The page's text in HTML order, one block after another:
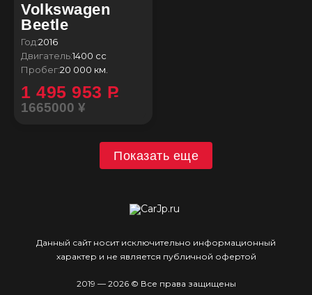
Volkswagen
Beetle
Год:2016
Двигатель:1400 сс
Пробег:20 000 км.
1 495 953 P
1665000 ¥
Показать еще
Данный сайт носит исключительно информационный
характер и не является публичной офертой
2019 — 2026 © Все права защищены